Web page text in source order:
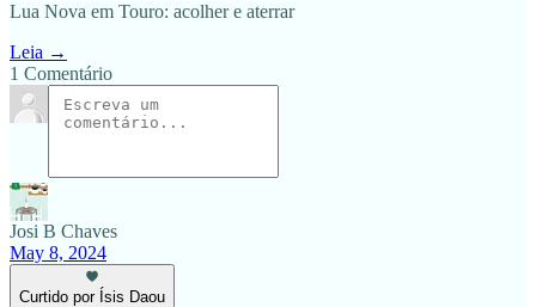
Lua Nova em Touro: acolher e aterrar
Leia →
1 Comentário
Josi B Chaves
May 8, 2024
Curtido por Ísis Daou